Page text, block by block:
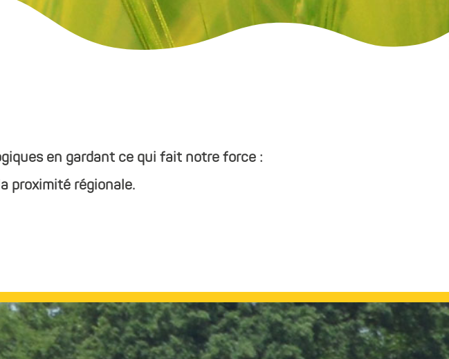
en gardant ce qui fait notre force :
proximité régionale.